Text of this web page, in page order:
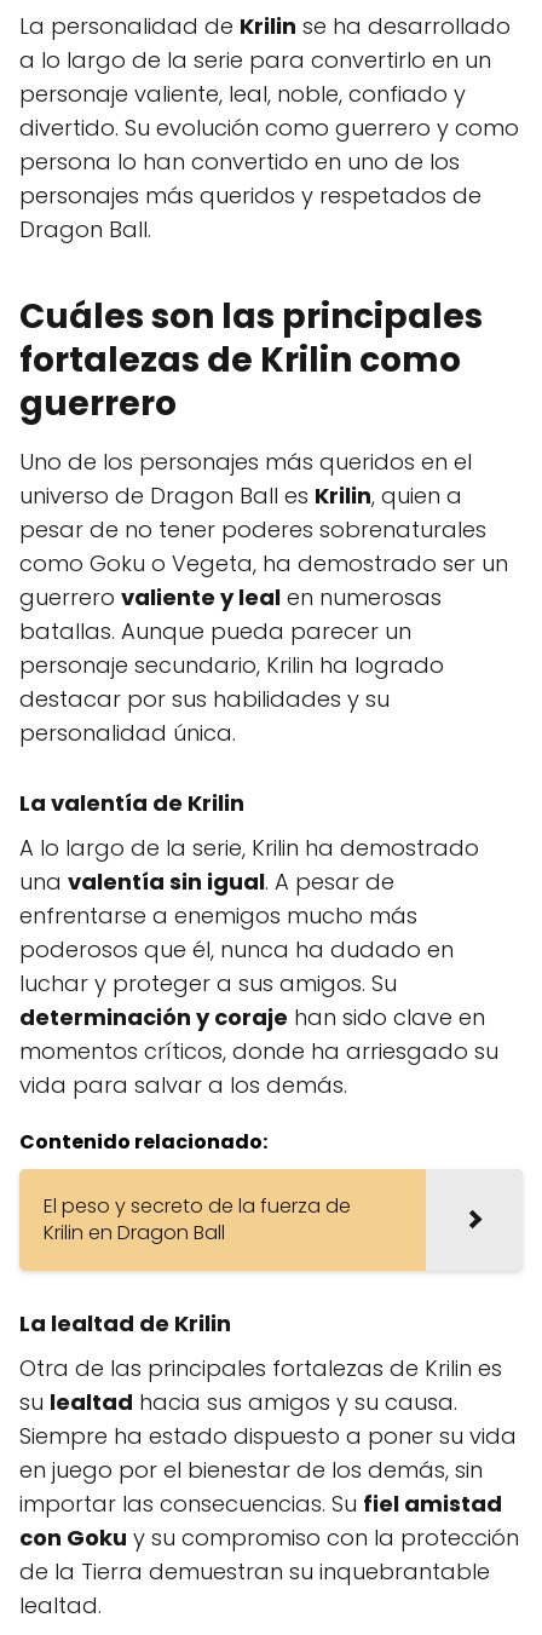
La personalidad de Krilin se ha desarrollado
a lo largo de la serie para convertirlo en un
personaje valiente, leal, noble, confiado y
divertido. Su evolución como guerrero y como
persona lo han convertido en uno de los
personajes más queridos y respetados de
Dragon Ball.
Cuáles son las principales
fortalezas de Krilin como
guerrero
Uno de los personajes más queridos en el
universo de Dragon Ball es Krilin, quien a
pesar de no tener poderes sobrenaturales
como Goku o Vegeta, ha demostrado ser un
guerrero valiente y leal en numerosas
batallas. Aunque pueda parecer un
personaje secundario, Krilin ha logrado
destacar por sus habilidades y su
personalidad única.
La valentía de Krilin
A lo largo de la serie, Krilin ha demostrado
una valentía sin igual. A pesar de
enfrentarse a enemigos mucho más
poderosos que él, nunca ha dudado en
luchar y proteger a sus amigos. Su
determinación y coraje han sido clave en
momentos críticos, donde ha arriesgado su
vida para salvar a los demás.
Contenido relacionado:
El peso y secreto de la fuerza de
Krilin en Dragon Ball
La lealtad de Krilin
Otra de las principales fortalezas de Krilin es
su lealtad hacia sus amigos y su causa.
Siempre ha estado dispuesto a poner su vida
en juego por el bienestar de los demás, sin
importar las consecuencias. Su fiel amistad
con Goku y su compromiso con la protección
de la Tierra demuestran su inquebrantable
lealtad.